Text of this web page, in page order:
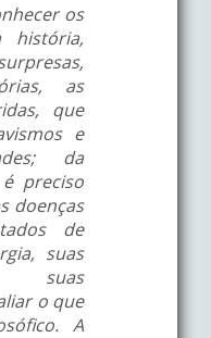
os
história,
as
que
e
da
preciso
doenças
de
suas
suas
o que
A